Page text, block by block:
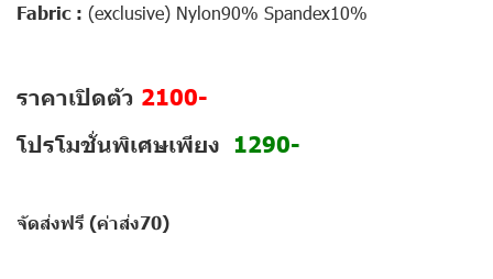
Fabric : (exclusive) Nylon90% Spandex10%
ราคาเปิดตัว 2100-
โปรโมชั่นพิเศษเพียง 1290-
จัดส่งฟรี (ค่าส่ง70)